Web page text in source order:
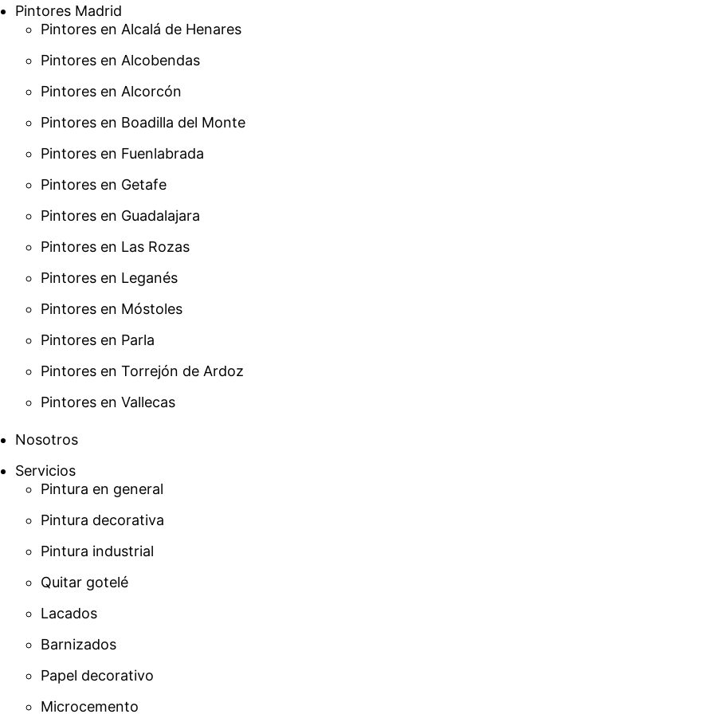
Pintores Madrid
Pintores en Alcalá de Henares
Pintores en Alcobendas
Pintores en Alcorcón
Pintores en Boadilla del Monte
Pintores en Fuenlabrada
Pintores en Getafe
Pintores en Guadalajara
Pintores en Las Rozas
Pintores en Leganés
Pintores en Móstoles
Pintores en Parla
Pintores en Torrejón de Ardoz
Pintores en Vallecas
Nosotros
Servicios
Pintura en general
Pintura decorativa
Pintura industrial
Quitar gotelé
Lacados
Barnizados
Papel decorativo
Microcemento